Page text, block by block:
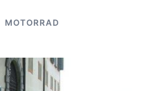
MOTORRAD